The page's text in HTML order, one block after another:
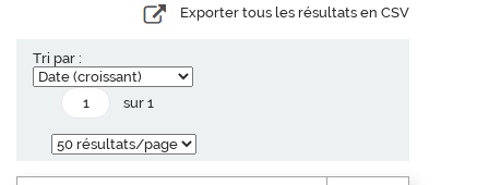
Exporter tous les résultats en CSV
Tri par :
sur 1